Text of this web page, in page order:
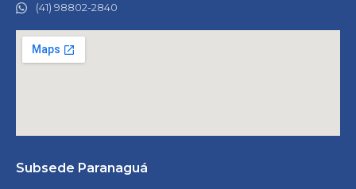
(41) 98802-2840
Subsede Paranaguá